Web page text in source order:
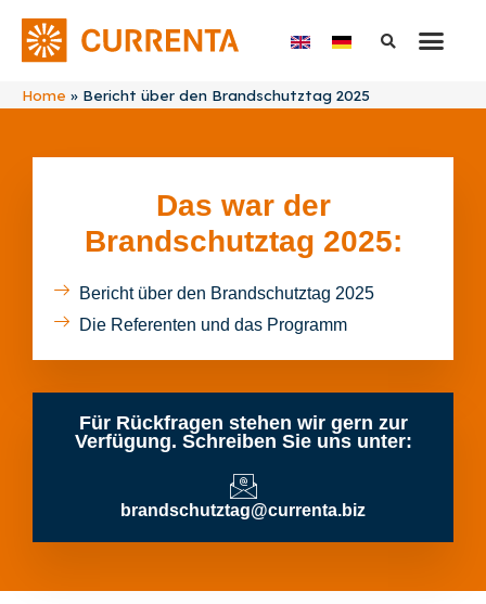
Home » Bericht über den Brandschutztag 2025
Das war der
Brandschutztag 2025:
Bericht über den Brandschutztag 2025
Die Referenten und das Programm
Für Rückfragen stehen wir gern zur
Verfügung. Schreiben Sie uns unter:
brandschutztag@currenta.biz